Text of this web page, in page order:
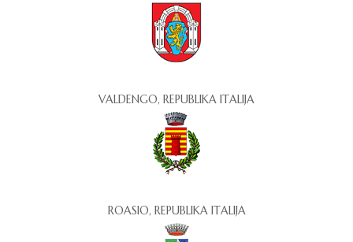
VALDENGO, REPUBLIKA ITALIJA
ROASIO, REPUBLIKA ITALIJA